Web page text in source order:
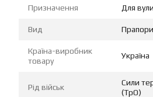
Призначення Для
Вид Прапори
Країна-виробник
товару
Україна
Рід військ
Сили
(ТрО)